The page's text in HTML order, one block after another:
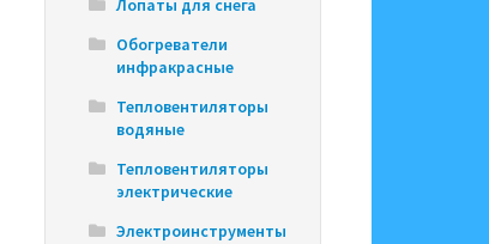
Лопаты для снега
Обогреватели
инфракрасные
Тепловентиляторы
водяные
Тепловентиляторы
электрические
Электроинструменты